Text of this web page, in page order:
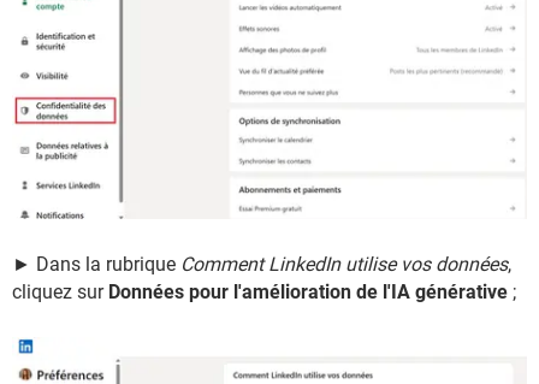
► Dans la rubrique Comment LinkedIn utilise vos données,
cliquez sur Données pour l'amélioration de l'IA générative ;